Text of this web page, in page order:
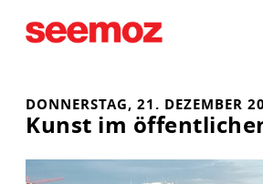
Inhalt
DONNERSTAG, 21. DEZEMBER
Kunst im